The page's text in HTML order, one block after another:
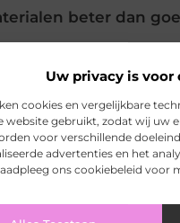
Uw privacy is
cookies en vergelijkbare
website gebruikt, zodat wij uw
voor verschillende
advertenties en het
ons cookiebeleid voor
beter dan
inhuren voor
meeste